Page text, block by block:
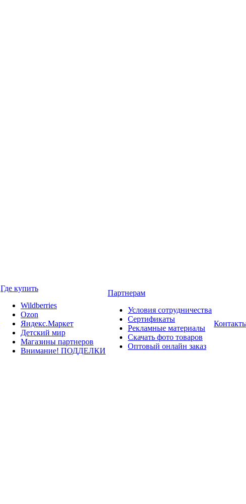
Где купить
Wildberries
Ozon
Яндекс.Маркет
Детский мир
Магазины партнеров
Внимание! ПОДДЕЛКИ
Партнерам
Условия сотрудничества
Сертификаты
Рекламные материалы
Скачать фото товаров
Оптовый онлайн заказ